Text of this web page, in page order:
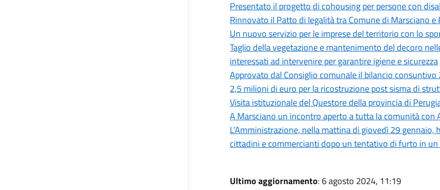
Presentato il progetto di cohousing per persone con
Rinnovato il Patto di legalità tra Comune di Marsciano
Un nuovo servizio per le imprese del territorio con lo
Taglio della vegetazione e mantenimento del decoro
interessati ad intervenire per garantire igiene e sicurezza
Approvato dal Consiglio comunale il bilancio consuntivo
2,5 milioni di euro per la ricostruzione post sisma di
Visita istituzionale del Questore della provincia di
A Marsciano un incontro aperto a tutta la comunità con
L’Amministrazione, nella mattina di giovedì 29
cittadini e commercianti dopo un tentativo di furto in
Ultimo aggiornamento: 6 agosto 2024, 11:19